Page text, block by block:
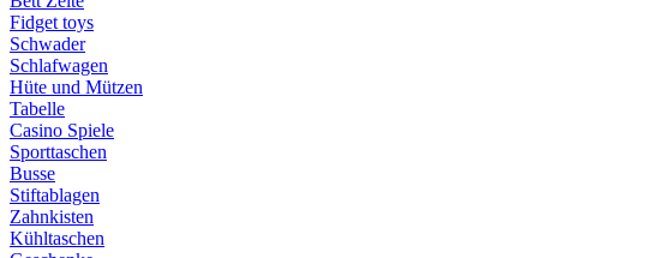
Fidget toys
Schwader
Schlafwagen
Hüte und Mützen
Tabelle
Casino Spiele
Sporttaschen
Busse
Stiftablagen
Zahnkisten
Kühltaschen